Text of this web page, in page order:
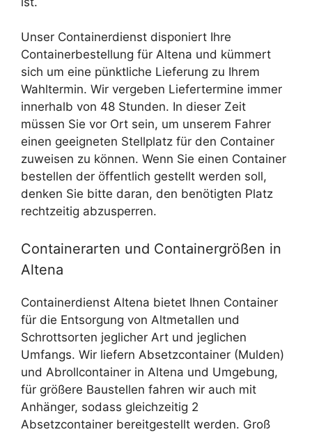
Unser Containerdienst disponiert Ihre
Containerbestellung für Altena und kümmert
sich um eine pünktliche Lieferung zu Ihrem
Wahltermin. Wir vergeben Liefertermine immer
innerhalb von 48 Stunden. In dieser Zeit
müssen Sie vor Ort sein, um unserem Fahrer
einen geeigneten Stellplatz für den Container
zuweisen zu können. Wenn Sie einen Container
bestellen der öffentlich gestellt werden soll,
denken Sie bitte daran, den benötigten Platz
rechtzeitig abzusperren.
Containerarten und Containergrößen in
Altena
Containerdienst Altena bietet Ihnen Container
für die Entsorgung von Altmetallen und
Schrottsorten jeglicher Art und jeglichen
Umfangs. Wir liefern Absetzcontainer (Mulden)
und Abrollcontainer in Altena und Umgebung,
für größere Baustellen fahren wir auch mit
Anhänger, sodass gleichzeitig 2
Absetzcontainer bereitgestellt werden. Groß